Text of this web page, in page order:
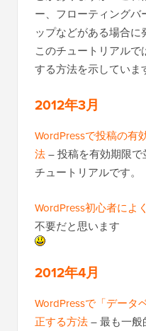
ー、フローティング
ップなどがある場合に
このチュートリアル
する方法を示していま
2012年3月
WordPressで投稿の有
法– 投稿を有効期限
チュートリアルです。
WordPress初心者によ
不要だと思います
2012年4月
WordPressで「データ
正する方法– 最も一般